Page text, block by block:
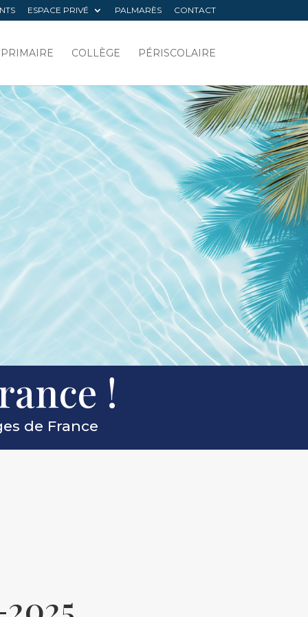
ESPACE PRIVÉ PALMARÈS CONTACT
PRIMAIRE COLLÈGE PÉRISCOLAIRE
!
de France